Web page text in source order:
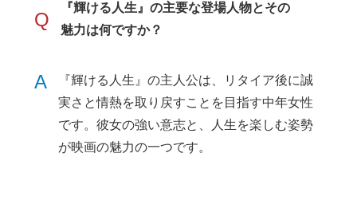
Q
『輝ける人生』の主要な登場人物とその
魅力は何ですか？
A
『輝ける人生』の主人公は、リタイア後に誠
実さと情熱を取り戻すことを目指す中年女性
です。彼女の強い意志と、人生を楽しむ姿勢
が映画の魅力の一つです。